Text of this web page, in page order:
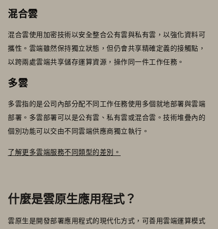
混合雲
混合雲使用加密技術以安全整合公有雲與私有雲，以強化資料可
攜性。雲端雖然保持獨立狀態，但仍會共享精確定義的接觸點，
以跨兩處雲端共享儲存運算資源，操作同一件工作任務。
多雲
多雲指的是公司內部分配不同工作任務使用多個就地部署與雲端
部署。多雲部署可以是公有雲、私有雲或混合雲。技術堆疊內的
個別功能可以交由不同雲端供應商獨立執行。
了解更多雲端服務不同類型的差別。
什麼是雲原生應用程式？
雲原生是開發部署應用程式的現代化方式，可善用雲端運算模式